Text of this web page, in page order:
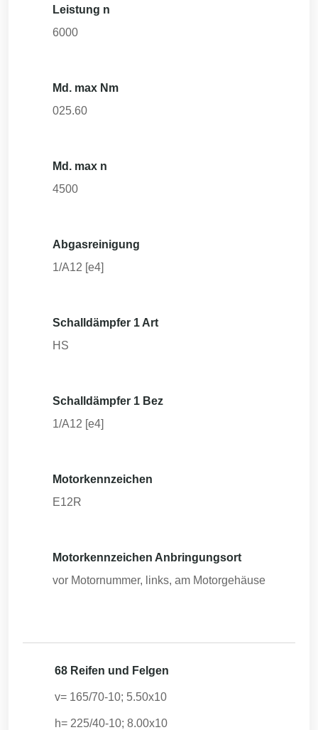
Leistung n
6000
Md. max Nm
025.60
Md. max n
4500
Abgasreinigung
1/A12 [e4]
Schalldämpfer 1 Art
HS
Schalldämpfer 1 Bez
1/A12 [e4]
Motorkennzeichen
E12R
Motorkennzeichen Anbringungsort
vor Motornummer, links, am Motorgehäuse
68 Reifen und Felgen
v= 165/70-10; 5.50x10
h= 225/40-10; 8.00x10